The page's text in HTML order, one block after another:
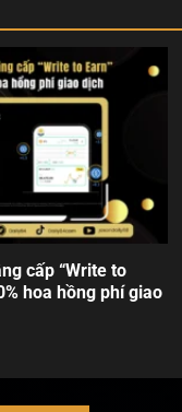
cấp “Write to
hoa hồng phí giao